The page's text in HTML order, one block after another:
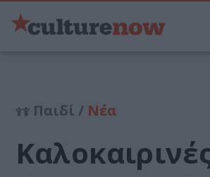
Παιδί / Νέα